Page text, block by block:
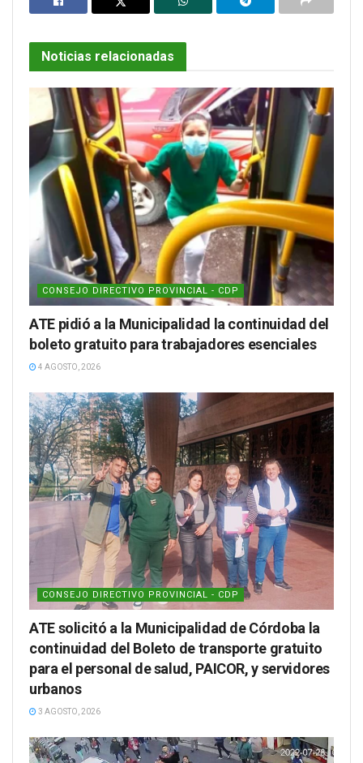
Noticias relacionadas
CONSEJO DIRECTIVO PROVINCIAL - CDP
ATE pidió a la Municipalidad la continuidad del
boleto gratuito para trabajadores esenciales
4 AGOSTO, 2026
CONSEJO DIRECTIVO PROVINCIAL - CDP
ATE solicitó a la Municipalidad de Córdoba la
continuidad del Boleto de transporte gratuito
para el personal de salud, PAICOR, y servidores
urbanos
3 AGOSTO, 2026